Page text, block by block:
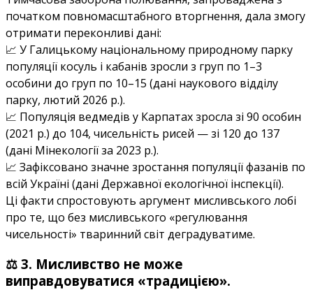
початком повномасштабного вторгнення, дала змогу
отримати переконливі дані:
📈 У Галицькому національному природному парку
популяції косуль і кабанів зросли з груп по 1–3
особини до груп по 10–15 (дані наукового відділу
парку, лютий 2026 р.).
📈 Популяція ведмедів у Карпатах зросла зі 90 особин
(2021 р.) до 104, чисельність рисей — зі 120 до 137
(дані Мінекології за 2023 р.).
📈 Зафіксовано значне зростання популяції фазанів по
всій Україні (дані Державної екологічної інспекції).
Ці факти спростовують аргумент мисливського лобі
про те, що без мисливського «регулювання
чисельності» тваринний світ деградуватиме.
⚖️ 3. Мисливство не може
виправдовуватися «традицією».